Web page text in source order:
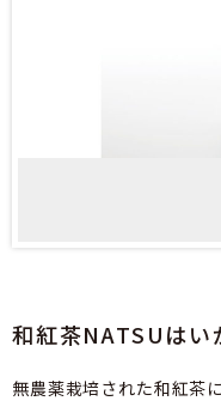
和紅茶NATSUはい
無農薬栽培された和紅茶に